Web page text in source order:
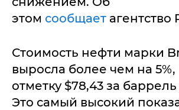
этом сообщает агентство
Стоимость нефти марки
выросла более чем на
отметку $78,43 за баррель
Это самый высокий